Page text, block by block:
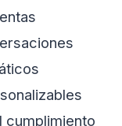
cumplimiento